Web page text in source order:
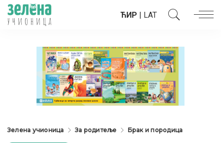
ЋИР | LAT
Зелена учионица За родитеље Брак и породица